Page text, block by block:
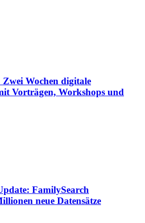
Zwei Wochen digitale
Vorträgen, Workshops und
FamilySearch
neue Datensätze